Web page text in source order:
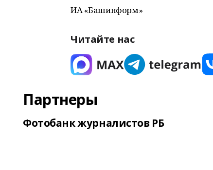
ИА «Башинформ»
Читайте нас
Партнеры
Фотобанк журналистов РБ